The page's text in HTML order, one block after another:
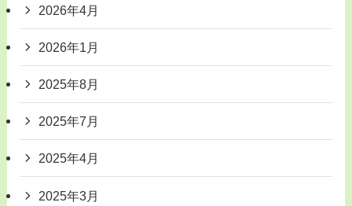
2026年4月
2026年1月
2025年8月
2025年7月
2025年4月
2025年3月